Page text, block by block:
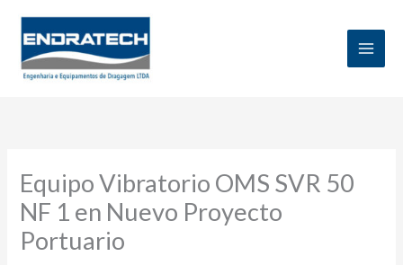
contenido
Equipo Vibratorio OMS SVR 50
NF 1 en Nuevo Proyecto
Portuario